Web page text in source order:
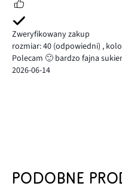
Zweryfikowany zakup
rozmiar: 40 (odpowiedni) ,
Polecam 🙂 bardzo fajna
2026-06-14
PODOBNE